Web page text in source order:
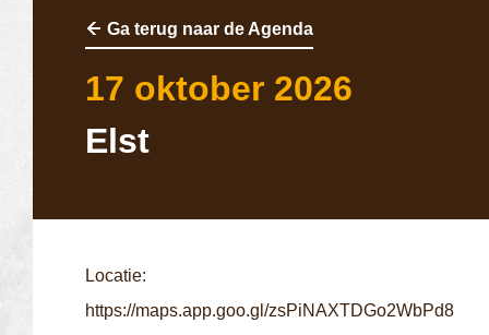
Ga terug naar de Agenda
17 oktober 2026
Elst
Locatie:
https://maps.app.goo.gl/zsPiNAXTDGo2WbPd8